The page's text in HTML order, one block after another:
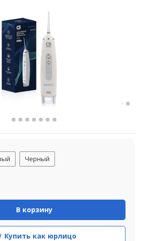
Черный
В корзину
Купить как юрлицо